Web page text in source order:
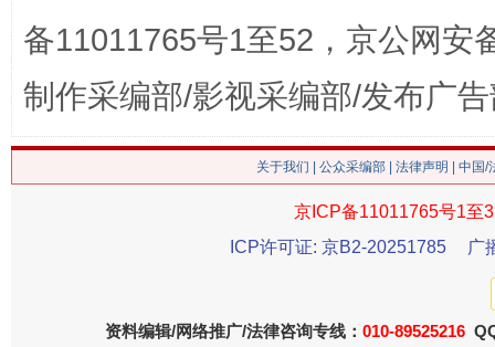
这是一记警钟！ 谢
备11011765号1至52，京公网安
制作采编部/影视采编部/发布广
关于我们 公众采编部 法律声明 | 中国
京ICP备11011765号1至
ICP许可证: 京B2-20251785
广
资料编辑/网络推广/法律咨询专线： 010-89525216